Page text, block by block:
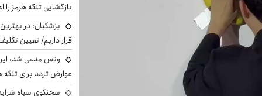
بازگشایی تنگه هرمز را
پزشکیان‌: در
قرار داریم/ تعیین
ونس مدعی شد:
عوارض تردد برای
سخنگوی سپاه